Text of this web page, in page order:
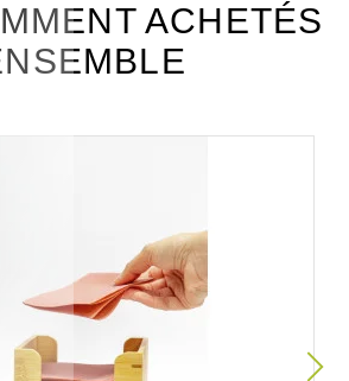
ACHETÉS